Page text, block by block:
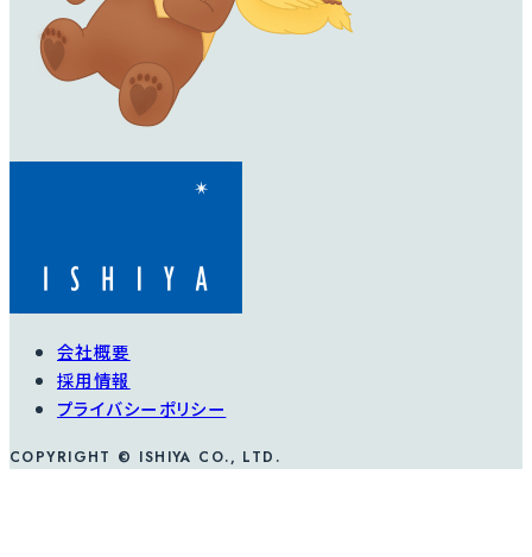
会社概要
採用情報
プライバシーポリシー
COPYRIGHT © ISHIYA CO., LTD.